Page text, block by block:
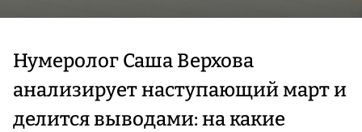
Нумеролог Саша Верхова
анализирует наступающий март и
делится выводами: на какие